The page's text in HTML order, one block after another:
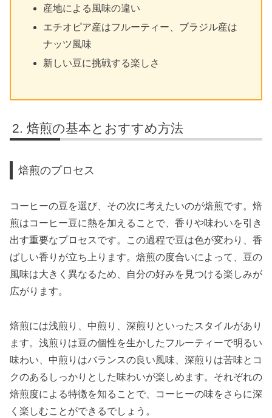
産地による風味の違い
エチオピア産はフルーティー、ブラジル産は
ナッツ風味
新しい豆に挑戦する楽しさ
焙煎の基本とおすすめ方法
焙煎のプロセス
コーヒーの豆を選び、その次に考えたいのが焙煎です。焙
煎はコーヒー豆に熱を加えることで、香りや味わいを引き
出す重要なプロセスです。この過程で豆は色が変わり、香
ばしい香りが立ち上ります。焙煎の度合いによって、豆の
風味は大きく異なるため、自分の好みを見つける楽しみが
広がります。
焙煎には浅煎り、中煎り、深煎りといったスタイルがあり
ます。浅煎りは豆の個性を生かしたフルーティーで明るい
味わい、中煎りはバランスの良い風味、深煎りは苦味とコ
クのあるしっかりとした味わいが楽しめます。それぞれの
焙煎度による特徴を知ることで、コーヒーの味をさらに深
く楽しむことができるでしょう。